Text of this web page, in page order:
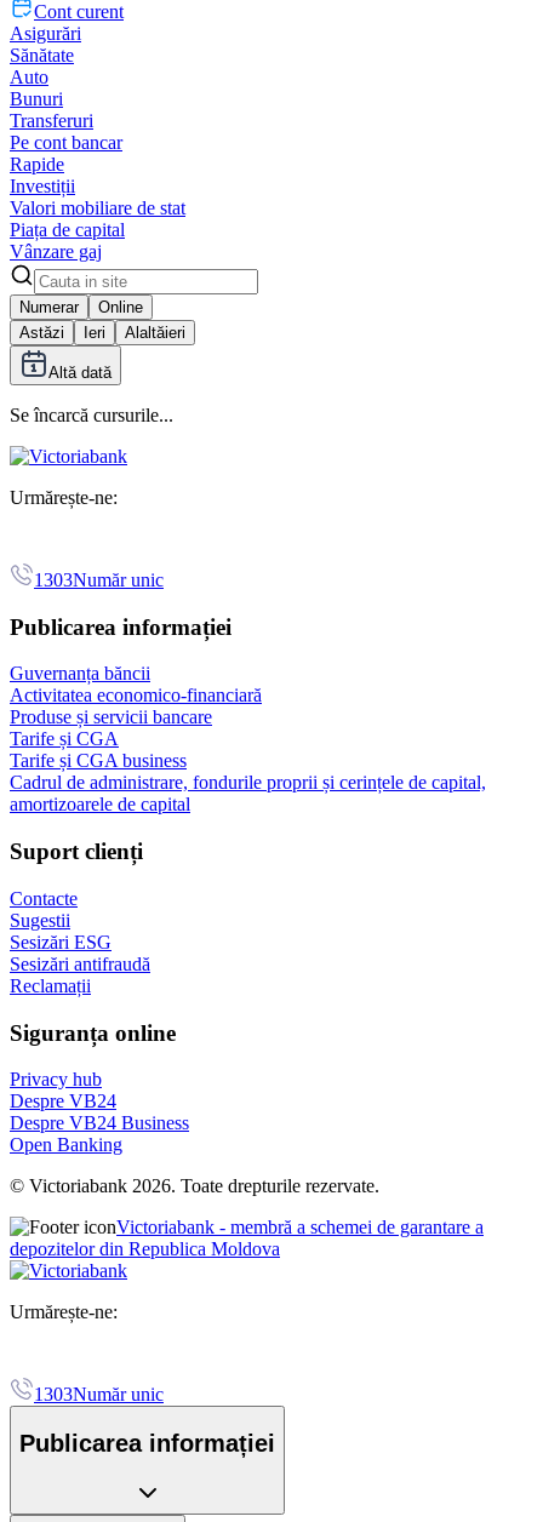
Cont curent
Asigurări
Sănătate
Auto
Bunuri
Transferuri
Pe cont bancar
Rapide
Investiții
Valori mobiliare de stat
Piața de capital
Vânzare gaj
Numerar
Online
Astăzi
Ieri Alaltăieri
Altă dată
Se încarcă cursurile...
Urmărește-ne:
1303Număr unic
Publicarea informației
Guvernanța băncii
Activitatea economico-financiară
Produse și servicii bancare
Tarife și CGA
Tarife și CGA business
Cadrul de administrare, fondurile proprii și cerințele de capital,
amortizoarele de capital
Suport clienți
Contacte
Sugestii
Sesizări ESG
Sesizări antifraudă
Reclamații
Siguranța online
Privacy hub
Despre VB24
Despre VB24 Business
Open Banking
© Victoriabank 2026. Toate drepturile rezervate.
Victoriabank - membră a schemei de garantare a
depozitelor din Republica Moldova
Urmărește-ne:
1303Număr unic
Publicarea informației